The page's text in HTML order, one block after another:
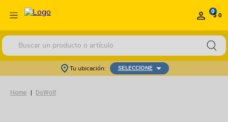
0$ 0
Buscar un producto o artículo
Tu ubicación: SELECCIONE
DoWolf